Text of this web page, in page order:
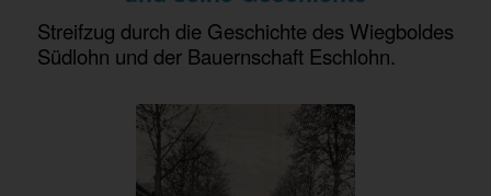
Streifzug durch die Geschichte des Wiegboldes
Südlohn und der Bauernschaft Eschlohn.